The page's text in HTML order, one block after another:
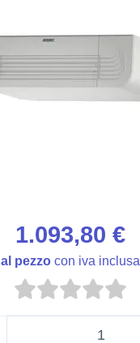
1.093,80 €
al pezzo con iva inclusa